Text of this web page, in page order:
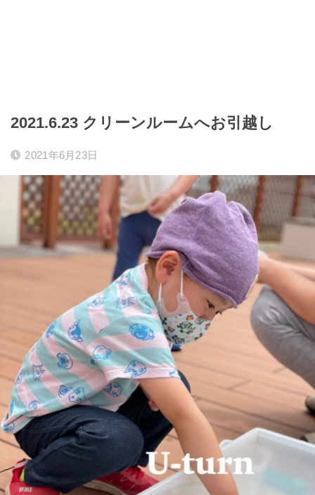
2021.6.23 クリーンルームへお引越し
2021年6月23日